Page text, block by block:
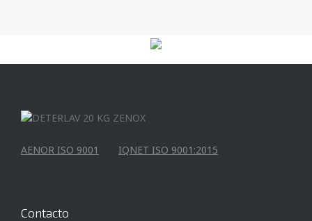
AENOR ISO 9001 IQNET ISO 9001:2015
Contacto